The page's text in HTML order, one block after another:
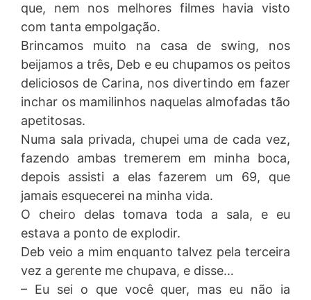
que, nem nos melhores filmes havia visto
com tanta empolgação.
Brincamos muito na casa de swing, nos
beijamos a três, Deb e eu chupamos os peitos
deliciosos de Carina, nos divertindo em fazer
inchar os mamilinhos naquelas almofadas tão
apetitosas.
Numa sala privada, chupei uma de cada vez,
fazendo ambas tremerem em minha boca,
depois assisti a elas fazerem um 69, que
jamais esquecerei na minha vida.
O cheiro delas tomava toda a sala, e eu
estava a ponto de explodir.
Deb veio a mim enquanto talvez pela terceira
vez a gerente me chupava, e disse…
– Eu sei o que você quer, mas eu não ia